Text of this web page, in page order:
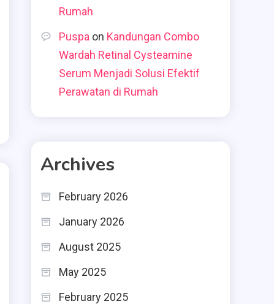
Rumah
Puspa on Kandungan Combo
Wardah Retinal Cysteamine
Serum Menjadi Solusi Efektif
Perawatan di Rumah
Archives
February 2026
January 2026
August 2025
May 2025
February 2025